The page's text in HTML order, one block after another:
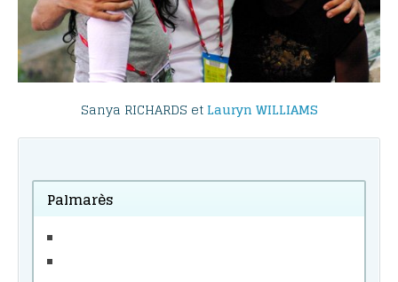
Sanya RICHARDS etLauryn WILLIAMS
Palmarès